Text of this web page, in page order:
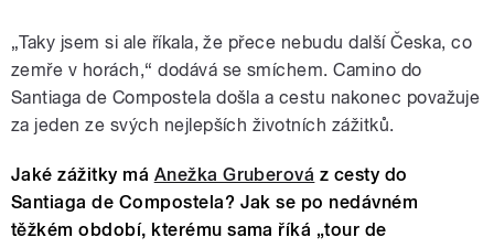
„Taky jsem si ale říkala, že přece nebudu další Česka, co
zemře v horách,“ dodává se smíchem. Camino do
Santiaga de Compostela došla a cestu nakonec považuje
za jeden ze svých nejlepších životních zážitků.
Jaké zážitky má Anežka Gruberová z cesty do
Santiaga de Compostela? Jak se po nedávném
těžkém období, kterému sama říká „tour de